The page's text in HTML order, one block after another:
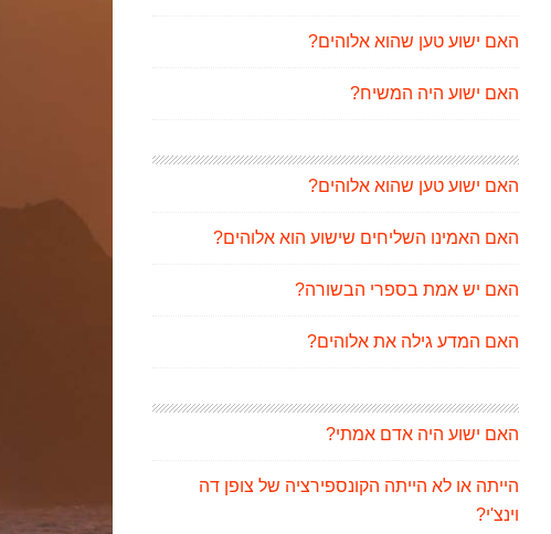
האם ישוע טען שהוא אלוהים?
האם ישוע היה המשיח?
האם ישוע טען שהוא אלוהים?
האם האמינו השליחים שישוע הוא אלוהים?
האם יש אמת בספרי הבשורה?
האם המדע גילה את אלוהים?
האם ישוע היה אדם אמתי?
הייתה או לא הייתה הקונספירציה של צופן דה
וינצ'י?